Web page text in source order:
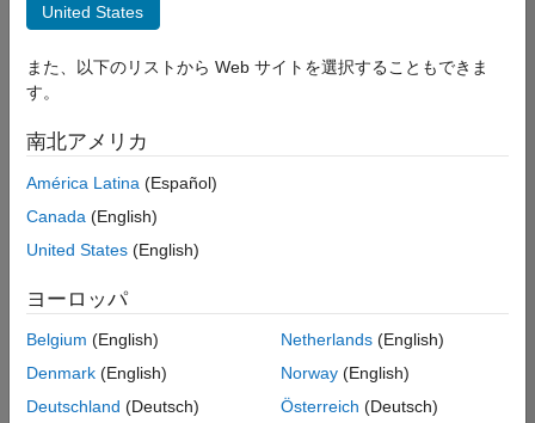
教育機関向けセールス
マーケティング コミュニケーション
ビジネス モデル チーム
法務
選
し
人
の
保
存
一
United States
また、以下のリストから Web サイトを選択することもできま
す。
南北アメリカ
América Latina (Español)
Canada (English)
United States (English)
ヨーロッパ
Belgium (English)
Denmark (English)
Deutschland (Deutsch)
Netherlands(English)
Norway(English)
Österreich (Deutsch)